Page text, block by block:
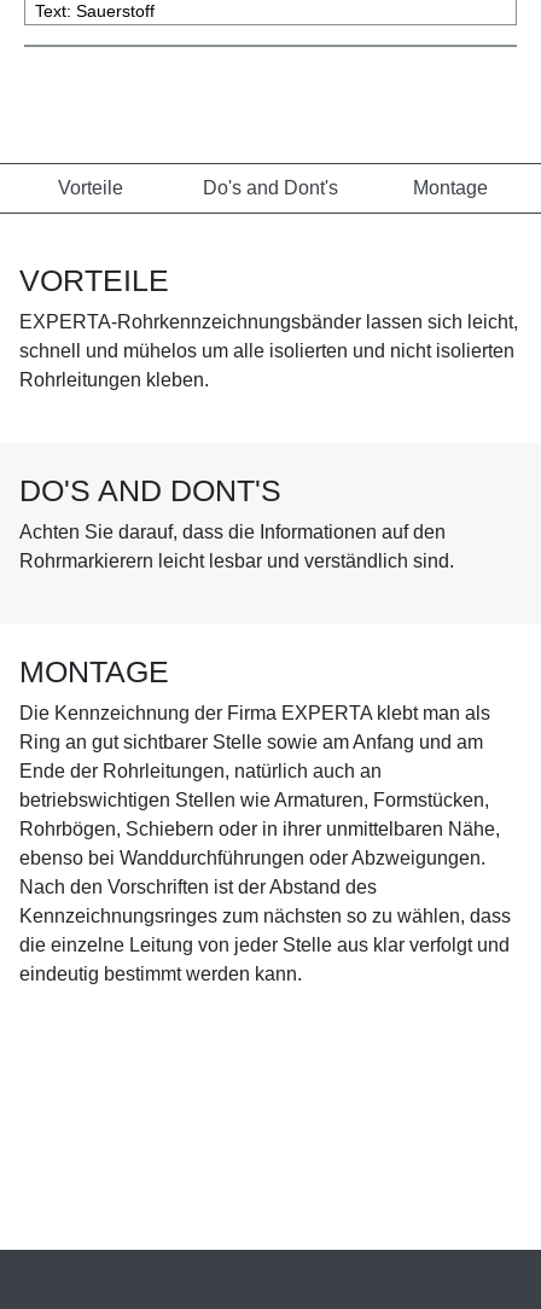
Text: Sauerstoff
Vorteile Do's and Dont's Montage
VORTEILE
EXPERTA-Rohrkennzeichnungsbänder lassen sich leicht,
schnell und mühelos um alle isolierten und nicht isolierten
Rohrleitungen kleben.
DO'S AND DONT'S
Achten Sie darauf, dass die Informationen auf den
Rohrmarkierern leicht lesbar und verständlich sind.
MONTAGE
Die Kennzeichnung der Firma EXPERTA klebt man als
Ring an gut sichtbarer Stelle sowie am Anfang und am
Ende der Rohrleitungen, natürlich auch an
betriebswichtigen Stellen wie Armaturen, Formstücken,
Rohrbögen, Schiebern oder in ihrer unmittelbaren Nähe,
ebenso bei Wanddurchführungen oder Abzweigungen.
Nach den Vorschriften ist der Abstand des
Kennzeichnungsringes zum nächsten so zu wählen, dass
die einzelne Leitung von jeder Stelle aus klar verfolgt und
eindeutig bestimmt werden kann.